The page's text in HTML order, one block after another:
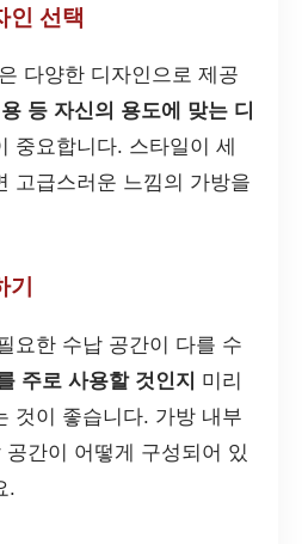
인 선택
다양한 디자인으로 제공
등 자신의 용도에 맞는 디
중요합니다. 스타일이 세
고급스러운 느낌의 가방을
요한 수납 공간이 다를 수
주로 사용할 것인지 미리
것이 좋습니다. 가방 내부
간이 어떻게 구성되어 있
.